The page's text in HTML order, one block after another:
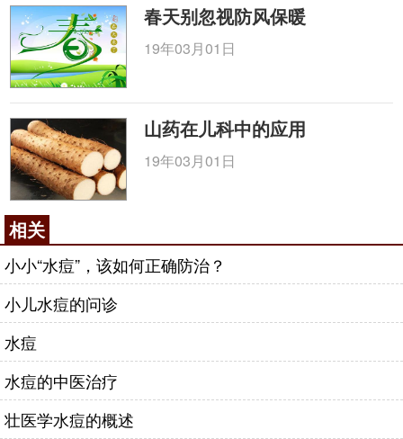
春天别忽视防风保暖
19年03月01日
山药在儿科中的应用
19年03月01日
相关
小小“水痘”，该如何正确防治？
小儿水痘的问诊
水痘
水痘的中医治疗
壮医学水痘的概述